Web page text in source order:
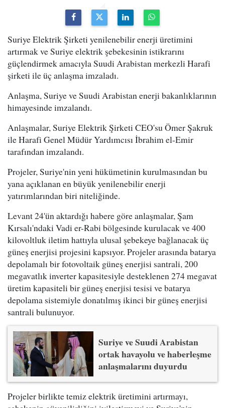
Suriye Elektrik Şirketi yenilenebilir enerji üretimini
artırmak ve Suriye elektrik şebekesinin istikrarını
güçlendirmek amacıyla Suudi Arabistan merkezli Harafi
şirketi ile üç anlaşma imzaladı.
Anlaşma, Suriye ve Suudi Arabistan enerji bakanlıklarının
himayesinde imzalandı.
Anlaşmalar, Suriye Elektrik Şirketi CEO'su Ömer Şakruk
ile Harafi Genel Müdür Yardımcısı İbrahim el-Emir
tarafından imzalandı.
Projeler, Suriye'nin yeni hükümetinin kurulmasından bu
yana açıklanan en büyük yenilenebilir enerji
yatırımlarından biri niteliğinde.
Levant 24'ün aktardığı habere göre anlaşmalar, Şam
Kırsalı'ndaki Vadi er-Rabi bölgesinde kurulacak ve 400
kilovoltluk iletim hattıyla ulusal şebekeye bağlanacak üç
güneş enerjisi projesini kapsıyor. Projeler arasında batarya
depolamalı bir fotovoltaik güneş enerjisi santrali, 200
megavatlık inverter kapasitesiyle desteklenen 274 megavat
üretim kapasiteli bir güneş enerjisi tesisi ve batarya
depolama sistemiyle donatılmış ikinci bir güneş enerjisi
santrali bulunuyor.
Suriye ve Suudi Arabistan
ortak havayolu ve haberleşme
anlaşmalarını duyurdu
Projeler birlikte temiz elektrik üretimini artırmayı,